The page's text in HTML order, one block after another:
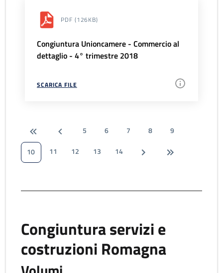
PDF (126KB)
Congiuntura Unioncamere - Commercio al
dettaglio - 4° trimestre 2018
SCARICA FILE
5 6 7 8
9
10
11 12 13 14
Congiuntura servizi e
costruzioni Romagna